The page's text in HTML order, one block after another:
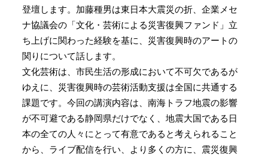
登壇します。加藤種男は東日本大震災の折、企業メセ
ナ協議会の「文化・芸術による災害復興ファンド」立
ち上げに関わった経験を基に、災害復興時のアートの
関りについて話します。
文化芸術は、市民生活の形成において不可欠であるが
ゆえに、災害復興時の芸術活動支援は全国に共通する
課題です。今回の講演内容は、南海トラフ地震の影響
が不可避である静岡県だけでなく、地震大国である日
本の全ての人々にとって有意であると考えられること
から、ライブ配信を行い、より多くの方に、震災復興